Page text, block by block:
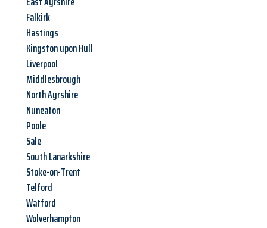
Falkirk
Hastings
Kingston upon Hull
Liverpool
Middlesbrough
North Ayrshire
Nuneaton
Poole
Sale
South Lanarkshire
Stoke-on-Trent
Telford
Watford
Wolverhampton